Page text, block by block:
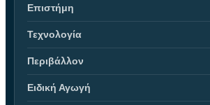
Επιστήμη
Τεχνολογία
Περιβάλλον
Ειδική Αγωγή